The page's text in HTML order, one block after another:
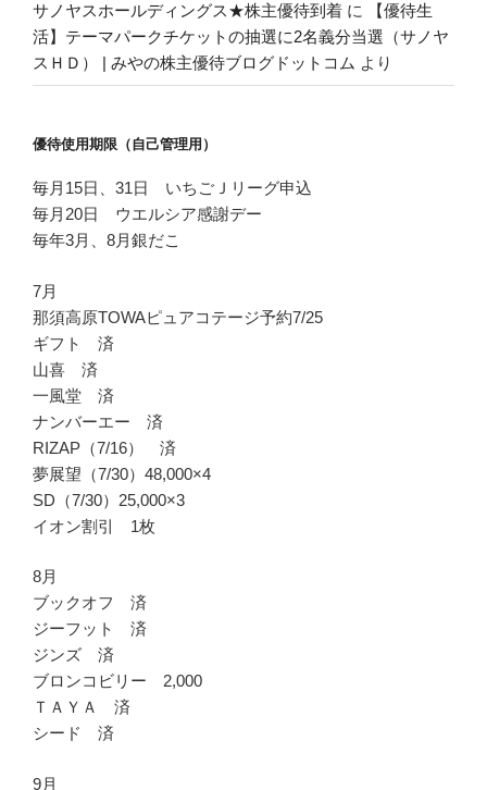
サノヤスホールディングス★株主優待到着 に
【優待生
活】テーマパークチケットの抽選に2名義分当選（サノヤ
スＨＤ） | みやの株主優待ブログドットコム より
優待使用期限（自己管理用）
毎月15日、31日 いちごＪリーグ申込
毎月20日 ウエルシア感謝デー
毎年3月、8月銀だこ
7月
那須高原TOWAピュアコテージ予約7/25
ギフト 済
山喜 済
一風堂 済
ナンバーエー 済
RIZAP（7/16） 済
夢展望（7/30）48,000×4
SD（7/30）25,000×3
イオン割引 1枚
8月
ブックオフ 済
ジーフット 済
ジンズ 済
ブロンコビリー 2,000
ＴＡＹＡ 済
シード 済
9月